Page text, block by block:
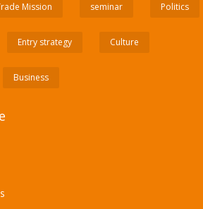
Mission seminar Politics
Entry strategy Culture
Business